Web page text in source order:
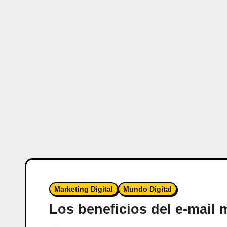
Marketing Digital Mundo Digital
Los beneficios del e-mail